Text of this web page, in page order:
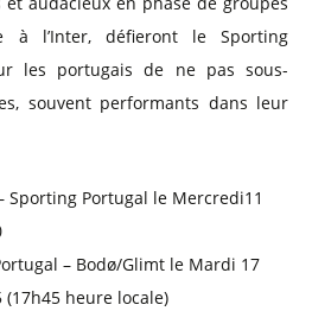
à l’Inter, défieront le Sporting
les portugais de ne pas sous-
souvent performants dans leur
Sporting Portugal le Mercredi11
– Bodø/Glimt le Mardi 17
(17h45 heure locale)